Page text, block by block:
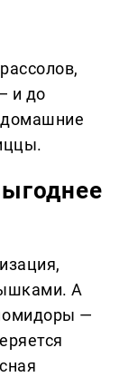
и до
домашние
А
—